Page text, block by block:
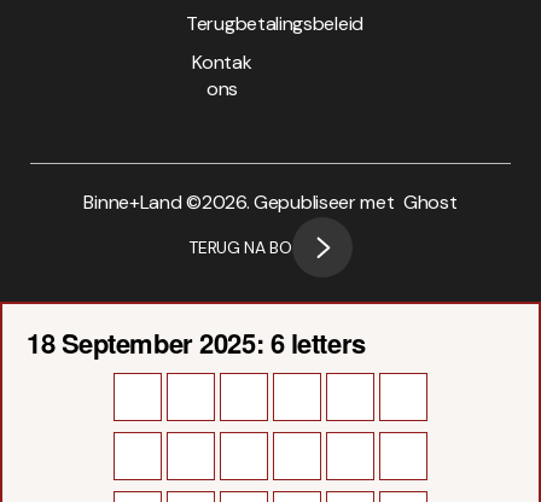
Terugbetalingsbeleid
Kontak
ons
Binne+Land ©2026. Gepubliseer met Ghost
TERUG NA BO
18 September 2025: 6 letters